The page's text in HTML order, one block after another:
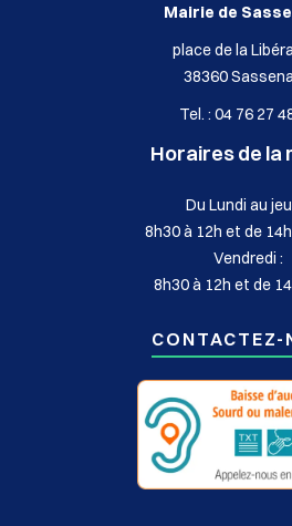
Mairie de
place de la
38360
Tel. : 04 76 27
Horaires de la
Du Lundi au
8h30 à 12h et de
Vendredi :
8h30 à 12h et de
CONTACTEZ-